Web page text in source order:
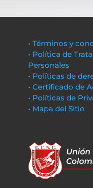
• Términos y
• Política de
Personales
• Políticas de
• Certificado de
• Políticas de
• Mapa del Sitio